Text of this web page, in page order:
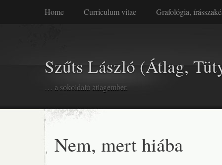
Home Curriculum vitae Grafológia,
… a sokoldalú átlagember.
Szűts László (Átlag,
Nem, mert hiába